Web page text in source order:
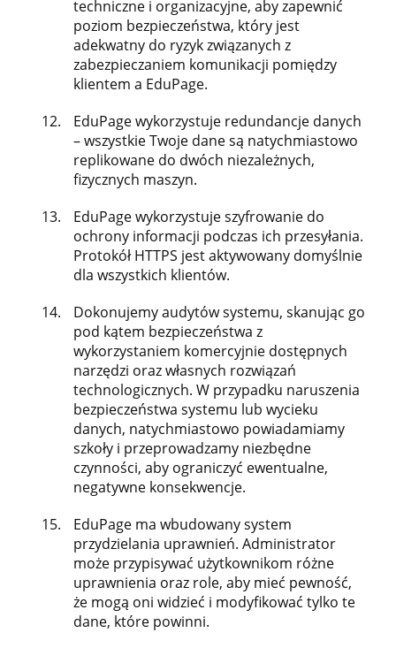
techniczne i organizacyjne, aby zapewnić
poziom bezpieczeństwa, który jest
adekwatny do ryzyk związanych z
zabezpieczaniem komunikacji pomiędzy
klientem a EduPage.
EduPage wykorzystuje redundancje danych
– wszystkie Twoje dane są natychmiastowo
replikowane do dwóch niezależnych,
fizycznych maszyn.
EduPage wykorzystuje szyfrowanie do
ochrony informacji podczas ich przesyłania.
Protokół HTTPS jest aktywowany domyślnie
dla wszystkich klientów.
Dokonujemy audytów systemu, skanując go
pod kątem bezpieczeństwa z
wykorzystaniem komercyjnie dostępnych
narzędzi oraz własnych rozwiązań
technologicznych. W przypadku naruszenia
bezpieczeństwa systemu lub wycieku
danych, natychmiastowo powiadamiamy
szkoły i przeprowadzamy niezbędne
czynności, aby ograniczyć ewentualne,
negatywne konsekwencje.
EduPage ma wbudowany system
przydzielania uprawnień. Administrator
może przypisywać użytkownikom różne
uprawnienia oraz role, aby mieć pewność,
że mogą oni widzieć i modyfikować tylko te
dane, które powinni.